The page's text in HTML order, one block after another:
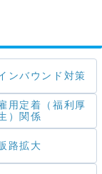
ンバウンド対策
用定着（福利厚
）関係
路拡大